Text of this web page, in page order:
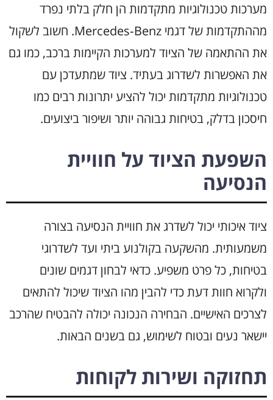
מערכות טכנולוגיות מתקדמות הן חלק בלתי נפרד
מההתקדמות של דגמי Mercedes‑Benz. חשוב לשקול
את ההתאמה של הציוד למערכות הקיימות ברכב, כמו גם
את האפשרות לשדרוג בעתיד. ציוד שמתעדכן עם
טכנולוגיות מתקדמות יכול להציע יתרונות רבים כמו
חיסכון בדלק, בטיחות גבוהה יותר ושיפור ביצועים.
השפעת הציוד על חוויית
הנסיעה
ציוד איכותי יכול לשדרג את חוויית הנסיעה בצורה
משמעותית. מהשקעה בקולנוע ביתי ועד לשדרוגי
בטיחות, כל פרט משפיע. כדאי לבחון דגמים שונים
ולקרוא חוות דעת כדי להבין מהו הציוד שיכול להתאים
לצרכים האישיים. הבחירה הנכונה יכולה להבטיח שהרכב
יישאר נעים ובטוח לשימוש, גם בשנים הבאות.
תחזוקה ושירות לקוחות